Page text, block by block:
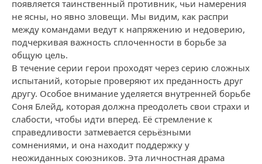
появляется таинственный противник, чьи намерения
не ясны, но явно зловещи. Мы видим, как распри
между командами ведут к напряжению и недоверию,
подчеркивая важность сплоченности в борьбе за
общую цель.
В течение серии герои проходят через серию сложных
испытаний, которые проверяют их преданность друг
другу. Особое внимание уделяется внутренней борьбе
Соня Блейд, которая должна преодолеть свои страхи и
слабости, чтобы идти вперед. Её стремление к
справедливости затмевается серьёзными
сомнениями, и она находит поддержку у
неожиданных союзников. Эта личностная драма